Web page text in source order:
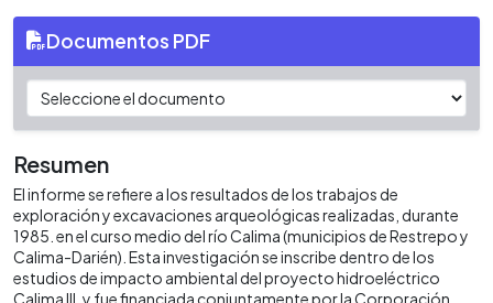
Documentos PDF
Resumen
El informe se refiere a los resultados de los trabajos de
exploración y excavaciones arqueológicas realizadas, durante
1985. en el curso medio del río Calima (municipios de Restrepo y
Calima-Darién). Esta investigación se inscribe dentro de los
estudios de impacto ambiental del proyecto hidroeléctrico
Calima III, y fue financiada conjuntamente por la Corporación